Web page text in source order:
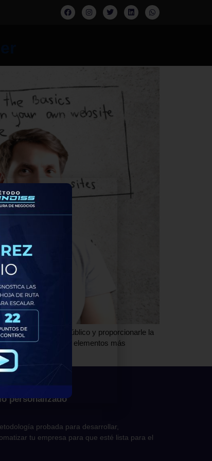
para atraer a tu público y proporcionarle la
¿cuáles son los elementos más
personalizado
probada para desarrollar,
tu empresa para que esté lista para el